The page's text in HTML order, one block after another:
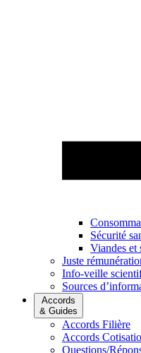
Sécurité
Viandes et
Juste
Info-veille
Sources
Accords
& Guides
Accords Filière
Accords
Questions/